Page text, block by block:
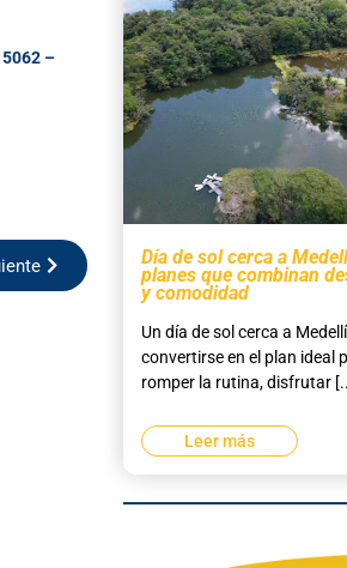
–
Día de sol cerca a
planes que combinan
y comodidad
Un día de sol cerca a
convertirse en el plan ideal
romper la rutina, disfrutar
Leer más